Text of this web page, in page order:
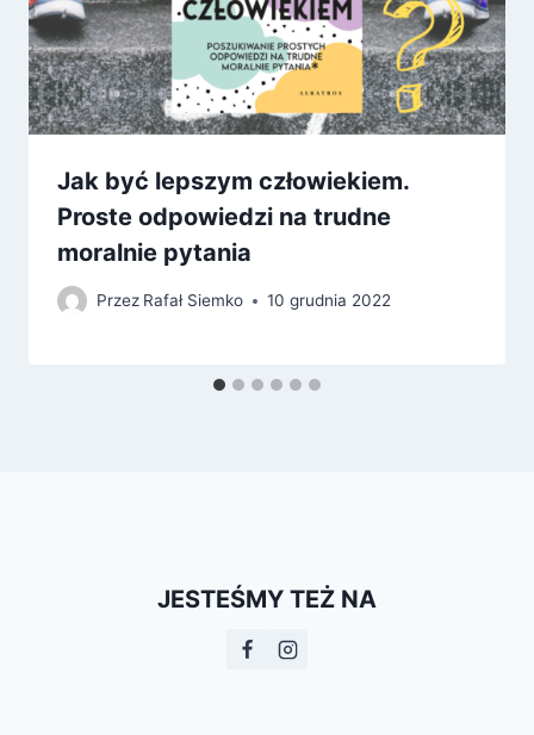
Jak być lepszym człowiekiem.
Proste odpowiedzi na trudne
moralnie pytania
Przez Rafał Siemko 10 grudnia 2022
JESTEŚMY TEŻ NA